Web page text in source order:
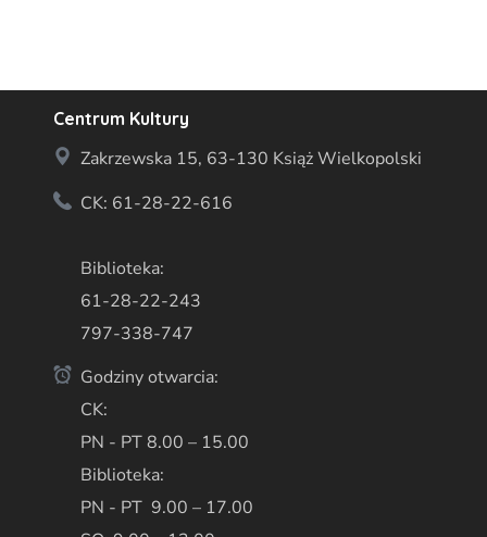
Centrum Kultury
Zakrzewska 15, 63-130 Książ Wielkopolski
CK: 61-28-22-616
Biblioteka:
61-28-22-243
797-338-747
Godziny otwarcia:
CK:
PN - PT 8.00 – 15.00
Biblioteka:
PN - PT 9.00 – 17.00